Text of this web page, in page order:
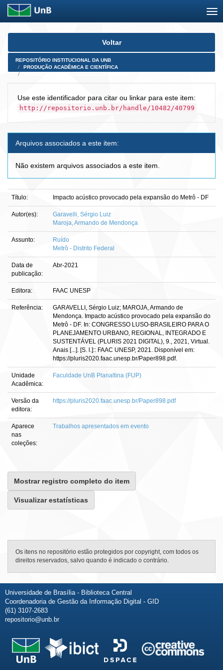
Skip
Voltar
REPOSITÓRIO INSTITUCIONAL DA UNB
PRODUÇÃO ACADÊMICA E CIENTÍFICA
Use este identificador para citar ou linkar para este item:
http://repositorio.unb.br/handle/10482/40799
Arquivos associados a este item:
Não existem arquivos associados a este item.
Título: Impacto acústico provocado pela expansão do Metrô - DF
Autor(es):
Garavelli, Sérgio Luiz
Maroja, Armando de Mendonça
Assunto:
Ruído
Metrô - Distrito Federal
Data de
publicação:
Abr-2021
Editora: FAAC UNESP
Referência:
GARAVELLI, Sérgio Luiz; MAROJA, Armando de
Mendonça. Impacto acústico provocado pela expansão do
Metrô - DF. In: CONGRESSO LUSO-BRASILEIRO PARA O
PLANEJAMENTO URBANO, REGIONAL, INTEGRADO E
SUSTENTÁVEL (PLURIS 2021 DIGITAL), 9., 2021, Virtual.
Anais [...]. [S. l.]:: FAAC UNESP, 2021. Disponível em:
https://pluris2020.faac.unesp.br/Paper898.pdf.
Unidade
Acadêmica:
Faculdade UnB Planaltina (FUP)
Versão da
editora:
https://pluris2020.faac.unesp.br/Paper898.pdf
Aparece
nas
coleções:
Trabalhos apresentados em evento
Mostrar registro completo do item
Visualizar estatísticas
Os itens no repositório estão protegidos por copyright, com todos os
direitos reservados, salvo quando é indicado o contrário.
Universidade de Brasília - Biblioteca Central
Coordenadoria de Gestão da Informação Digital - GID
(61) 3107-2683
repositorio@unb.br